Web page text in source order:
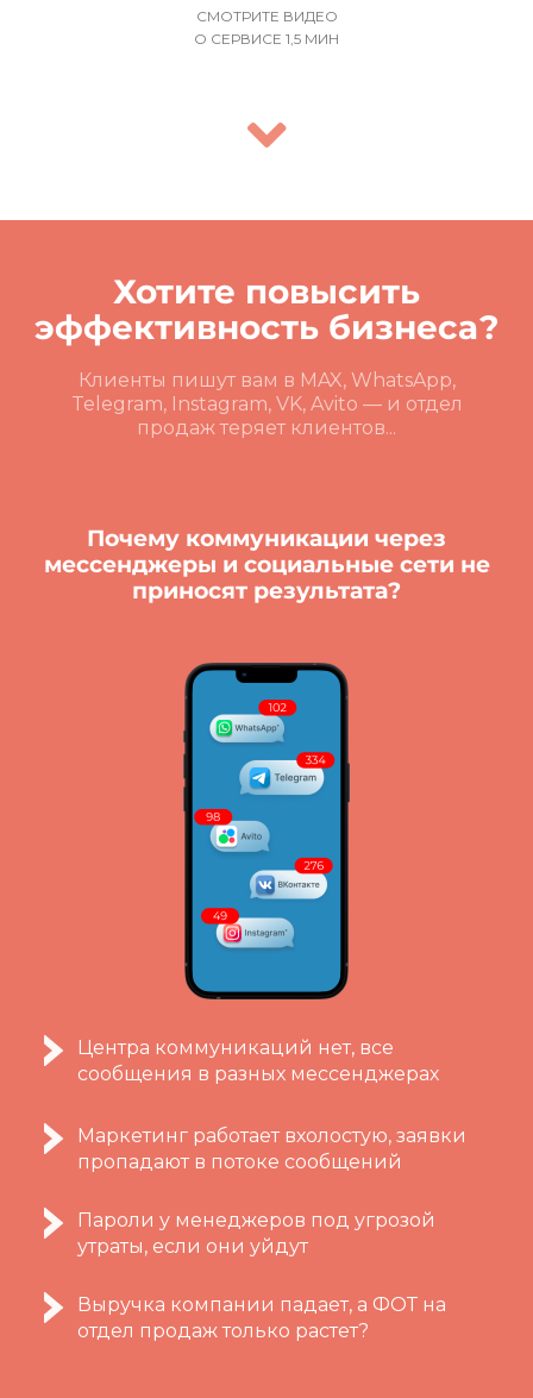
СМОТРИТЕ ВИДЕО
О СЕРВИСЕ 1,5 МИН
Хотите повысить
эффективность бизнеса?
Клиенты пишут вам в MAX, WhatsApp,
Telegram, Instagram, VK, Avito — и отдел
продаж теряет клиентов...
Почему коммуникации через
мессенджеры и социальные сети не
приносят результата?
Центра коммуникаций нет, все
сообщения в разных мессенджерах
Маркетинг работает вхолостую, заявки
пропадают в потоке сообщений
Пароли у менеджеров под угрозой
утраты, если они уйдут
Выручка компании падает, а ФОТ на
отдел продаж только растет?